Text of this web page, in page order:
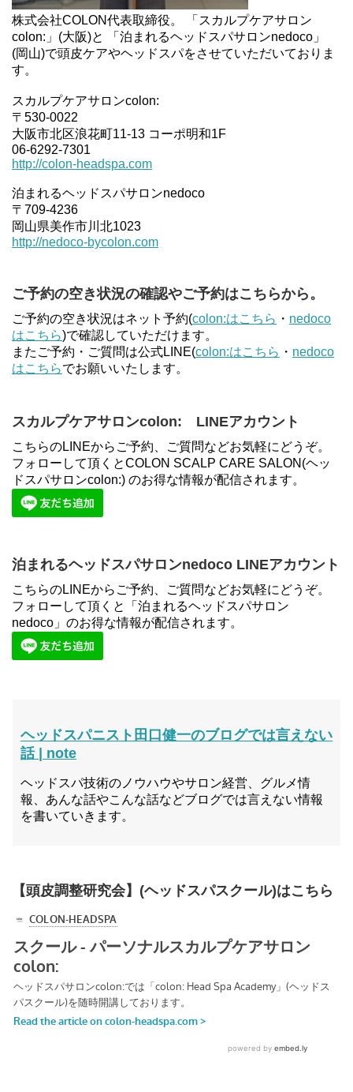
株式会社COLON代表取締役。 「スカルプケアサロン
colon:」(大阪)と 「泊まれるヘッドスパサロンnedoco」
(岡山)で頭皮ケアやヘッドスパをさせていただいておりま
す。
スカルプケアサロンcolon:
〒530-0022
大阪市北区浪花町11-13 コーポ明和1F
06-6292-7301
http://colon-headspa.com
泊まれるヘッドスパサロンnedoco
〒709-4236
岡山県美作市川北1023
http://nedoco-bycolon.com
ご予約の空き状況の確認やご予約はこちらから。
ご予約の空き状況はネット予約(colon:はこちら ・ nedoco
はこちら)で確認していただけます。
またご予約・ご質問は公式LINE(colon:はこちら ・ nedoco
はこちらでお願いいたします。
スカルプケアサロンcolon: LINEアカウント
こちらのLINEからご予約、ご質問などお気軽にどうぞ。
フォローして頂くとCOLON SCALP CARE SALON(ヘッ
ドスパサロンcolon:) のお得な情報が配信されます。
泊まれるヘッドスパサロンnedoco LINEアカウント
こちらのLINEからご予約、ご質問などお気軽にどうぞ。
フォローして頂くと「泊まれるヘッドスパサロン
nedoco」のお得な情報が配信されます。
ヘッドスパニスト田口健一のブログでは言えない
話 | note
ヘッドスパ技術のノウハウやサロン経営、グルメ情
報、あんな話やこんな話などブログでは言えない情報
を書いていきます。
【頭皮調整研究会】(ヘッドスパスクール)はこちら